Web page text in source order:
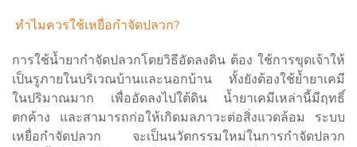
ทำไมควรใช้เหยื่อกำจัดปลวก?
การใช้น้ำยากำจัดปลวกโดยวิธีอัดลงดิน ต้อง ใช้การขุดเจ้าให้
เป็นรูภายในบริเวณบ้านและนอกบ้าน ทั้งยังต้องใช้ย้ำยาเคมี
ในปริมาณมาก เพื่ออัดลงไปใต้ดิน น้ำยาเคมีเหล่านี้มีฤทธิ์
ตกค้าง และสามารถก่อให้เกิดมลภาวะต่อสิ่งแวดล้อม ระบบ
เหยื่อกำจัดปลวก จะเป็นนวัตกรรมใหม่ในการกำจัดปลวก